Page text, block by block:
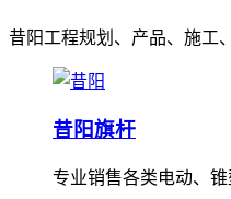
昔阳工程规划、产品、施工
昔阳旗杆
专业销售各类电动、